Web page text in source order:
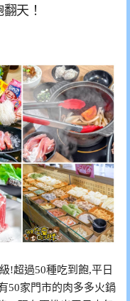
天！
!超過50種吃到飽,平日
50家門市的肉多多火鍋